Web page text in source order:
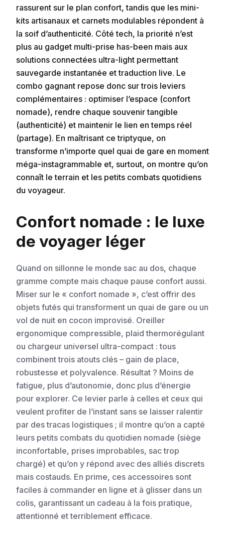
rassurent sur le plan confort, tandis que les mini-
kits artisanaux et carnets modulables répondent à
la soif d’authenticité. Côté tech, la priorité n’est
plus au gadget multi-prise has-been mais aux
solutions connectées ultra-light permettant
sauvegarde instantanée et traduction live. Le
combo gagnant repose donc sur trois leviers
complémentaires : optimiser l’espace (confort
nomade), rendre chaque souvenir tangible
(authenticité) et maintenir le lien en temps réel
(partage). En maîtrisant ce triptyque, on
transforme n’importe quel quai de gare en moment
méga-instagrammable et, surtout, on montre qu’on
connaît le terrain et les petits combats quotidiens
du voyageur.
Confort nomade : le luxe
de voyager léger
Quand on sillonne le monde sac au dos, chaque
gramme compte mais chaque pause confort aussi.
Miser sur le « confort nomade », c’est offrir des
objets futés qui transforment un quai de gare ou un
vol de nuit en cocon improvisé. Oreiller
ergonomique compressible, plaid thermorégulant
ou chargeur universel ultra-compact : tous
combinent trois atouts clés – gain de place,
robustesse et polyvalence. Résultat ? Moins de
fatigue, plus d’autonomie, donc plus d’énergie
pour explorer. Ce levier parle à celles et ceux qui
veulent profiter de l’instant sans se laisser ralentir
par des tracas logistiques ; il montre qu’on a capté
leurs petits combats du quotidien nomade (siège
inconfortable, prises improbables, sac trop
chargé) et qu’on y répond avec des alliés discrets
mais costauds. En prime, ces accessoires sont
faciles à commander en ligne et à glisser dans un
colis, garantissant un cadeau à la fois pratique,
attentionné et terriblement efficace.